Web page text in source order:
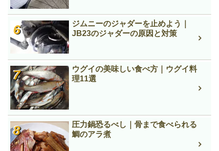
ジムニーのジャダーを止めよう｜
JB23のジャダーの原因と対策
ウグイの美味しい食べ方｜ウグイ料
理11選
圧力鍋恐るべし｜骨まで食べられる
鯛のアラ煮